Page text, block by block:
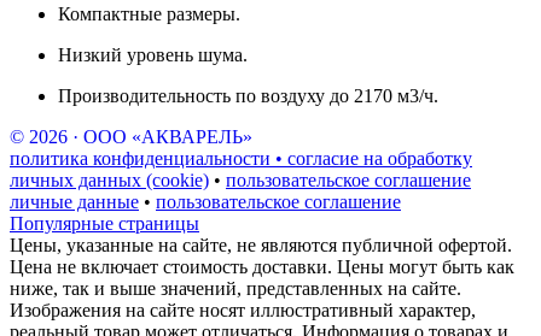
Компактные размеры.
Низкий уровень шума.
Производительность по воздуху до 2170 м3/ч.
© 2026 · ООО «АКВАРЕЛЬ»
политика конфиденциальности • согласие на обработку
личных данных (cookie) • пользовательское соглашение
личные данные • пользовательское соглашение
Популярные страницы
Цены, указанные на сайте, не являются публичной офертой.
Цена не включает стоимость доставки. Цены могут быть как
ниже, так и выше значений, представленных на сайте.
Изображения на сайте носят иллюстративный характер,